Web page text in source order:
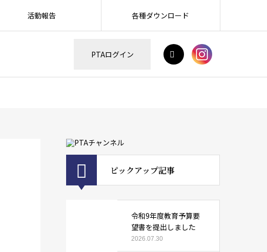
PTAログイン
活動報告 各種ダウンロード
ピックアップ記事
令和9年度教育予算要
望書を提出しました
2026.07.30